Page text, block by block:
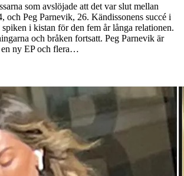
som avslöjade att det var slut mellan
och Peg Parnevik, 26. Kändissonens succé i
spiken i kistan för den fem år långa relationen.
och bråken fortsatt. Peg Parnevik är
ny EP och flera…